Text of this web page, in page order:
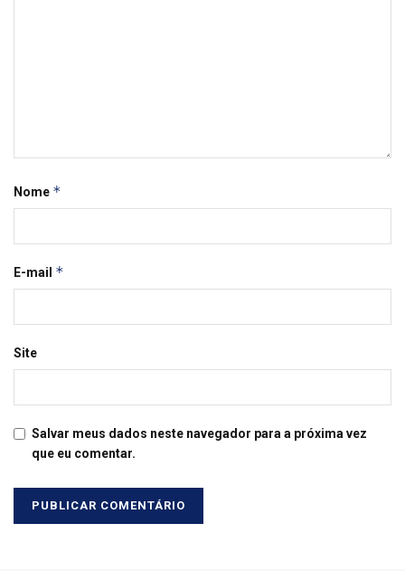
Nome *
E-mail *
Site
Salvar meus dados neste navegador para a próxima vez
que eu comentar.